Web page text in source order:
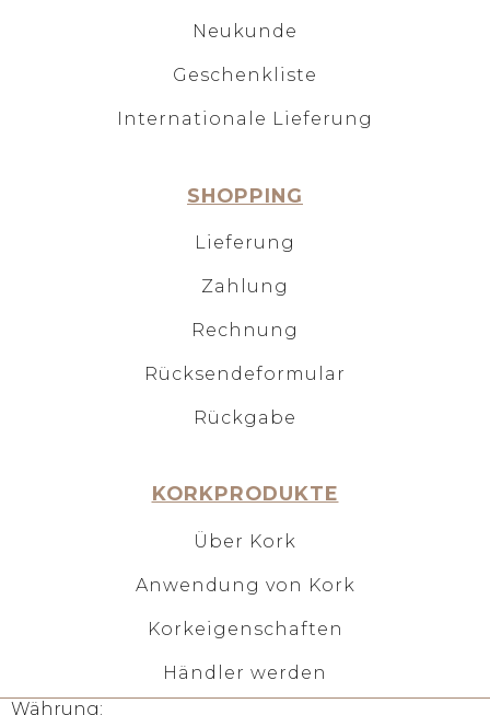
Währung:
Neukunde
Geschenkliste
Internationale Lieferung
SHOPPING
Lieferung
Zahlung
Rechnung
Rücksendeformular
Rückgabe
KORKPRODUKTE
Über Kork
Anwendung von Kork
Korkeigenschaften
Händler werden